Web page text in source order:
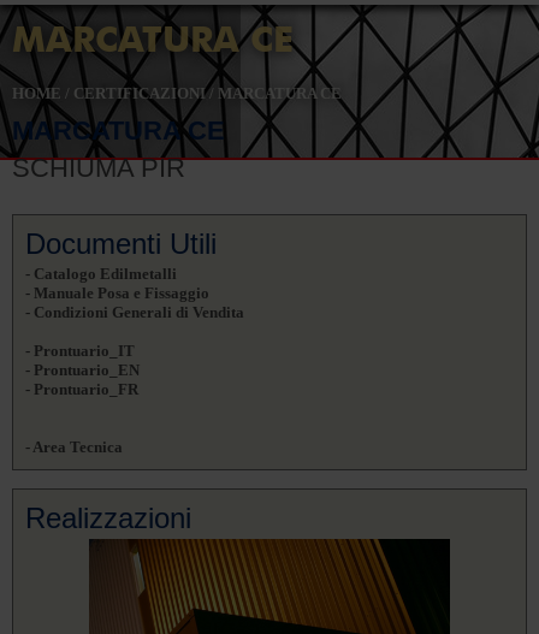
MARCATURA CE
HOME / CERTIFICAZIONI/ MARCATURA CE
MARCATURA CE
SCHIUMA PIR
Documenti Utili
- Catalogo Edilmetalli
- Manuale Posa e Fissaggio
- Condizioni Generali di Vendita
- Prontuario_IT
- Prontuario_EN
- Prontuario_FR
- Area Tecnica
Realizzazioni